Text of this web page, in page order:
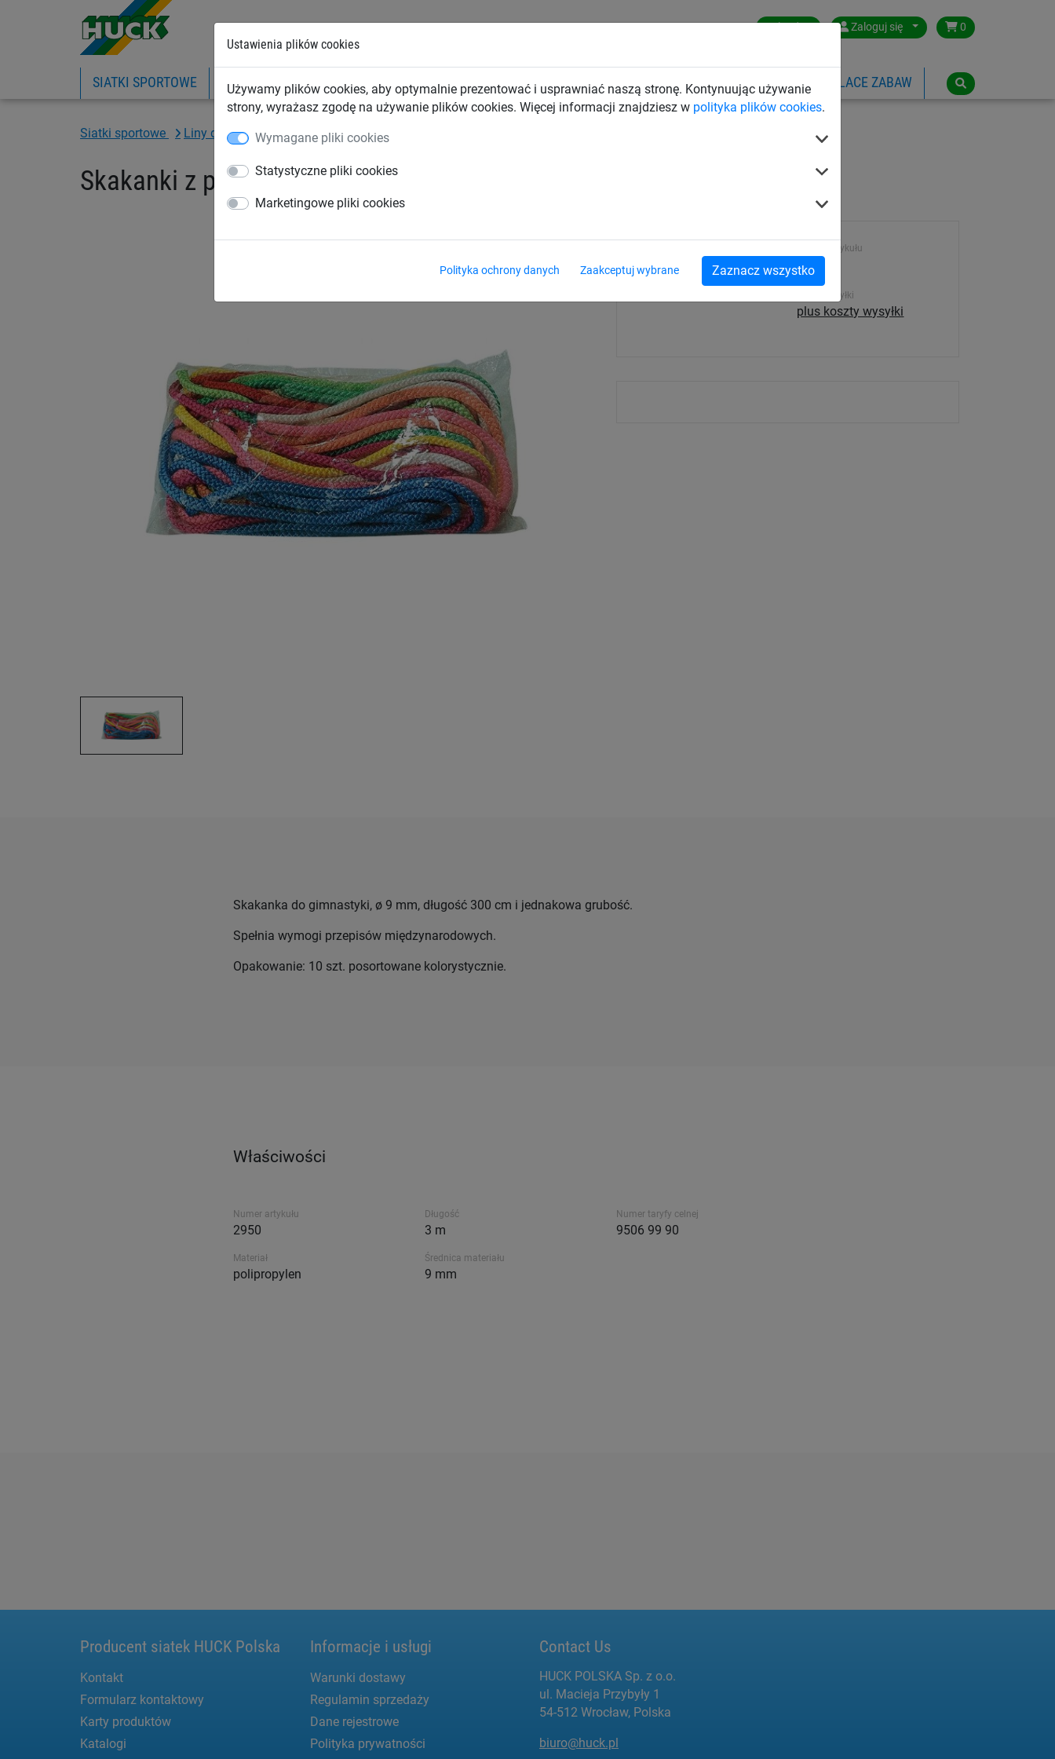
Ustawienia plików cookies
Używamy plików cookies, aby optymalnie prezentować i usprawniać naszą stronę. Kontynuując używanie
strony, wyrażasz zgodę na używanie plików cookies. Więcej informacji znajdziesz w polityka plików cookies.
Wymagane pliki cookies
Statystyczne pliki cookies
Marketingowe pliki cookies
Polityka ochrony danych Zaakceptuj wybrane Zaznacz wszystko
Poland Zaloguj się 0
SIATKI SPORTOWE PIŁKOCHWYTY SIATKI PRZEMYSŁOWE SIATKI BUDOWLANE SIATKI TRANSPORTOWE LINOWE PLACE ZABAW
Siatki sportowe Liny do ćwiczeń, skakanki Skakanki
Skakanki z polipropylenu (3 m)
Numer artykułu
2950
Koszt wysyłki
plus koszty wysyłki
Skakanka do gimnastyki, ø 9 mm, długość 300 cm i jednakowa grubość.
Spełnia wymogi przepisów międzynarodowych.
Opakowanie: 10 szt. posortowane kolorystycznie.
Właściwości
Numer artykułu
2950
Długość
3 m
Numer taryfy celnej
9506 99 90
Materiał
polipropylen
Średnica materiału
9 mm
Producent siatek HUCK Polska
Kontakt
Formularz kontaktowy
Karty produktów
Katalogi
Informacje i usługi
Warunki dostawy
Regulamin sprzedaży
Dane rejestrowe
Polityka prywatności
Contact Us
HUCK POLSKA Sp. z o.o.
ul. Macieja Przybyły 1
54-512 Wrocław, Polska
biuro@huck.pl